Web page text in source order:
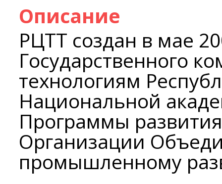
Описание
РЦТТ создан в мае
Государственного
технологиям
Национальной
Программы
Организации
промышленному